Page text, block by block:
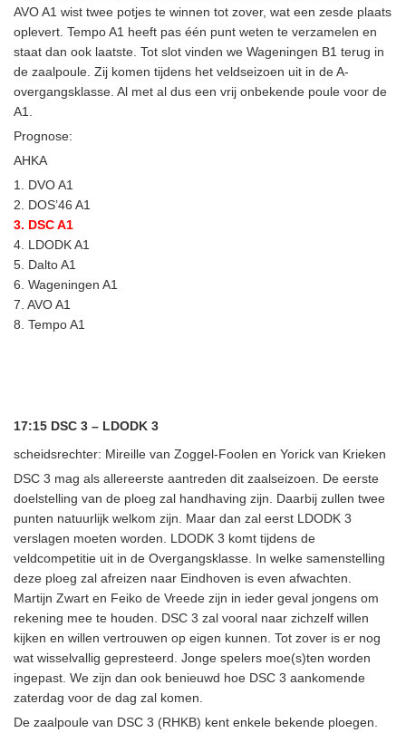
AVO A1 wist twee potjes te winnen tot zover, wat een zesde plaats
oplevert. Tempo A1 heeft pas één punt weten te verzamelen en
staat dan ook laatste. Tot slot vinden we Wageningen B1 terug in
de zaalpoule. Zij komen tijdens het veldseizoen uit in de A-
overgangsklasse. Al met al dus een vrij onbekende poule voor de
A1.
Prognose:
AHKA
1. DVO A1
2. DOS’46 A1
3. DSC A1
4. LDODK A1
5. Dalto A1
6. Wageningen A1
7. AVO A1
8. Tempo A1
17:15 DSC 3 – LDODK 3
scheidsrechter: Mireille van Zoggel-Foolen en Yorick van Krieken
DSC 3 mag als allereerste aantreden dit zaalseizoen. De eerste
doelstelling van de ploeg zal handhaving zijn. Daarbij zullen twee
punten natuurlijk welkom zijn. Maar dan zal eerst LDODK 3
verslagen moeten worden. LDODK 3 komt tijdens de
veldcompetitie uit in de Overgangsklasse. In welke samenstelling
deze ploeg zal afreizen naar Eindhoven is even afwachten.
Martijn Zwart en Feiko de Vreede zijn in ieder geval jongens om
rekening mee te houden. DSC 3 zal vooral naar zichzelf willen
kijken en willen vertrouwen op eigen kunnen. Tot zover is er nog
wat wisselvallig gepresteerd. Jonge spelers moe(s)ten worden
ingepast. We zijn dan ook benieuwd hoe DSC 3 aankomende
zaterdag voor de dag zal komen.
De zaalpoule van DSC 3 (RHKB) kent enkele bekende ploegen.